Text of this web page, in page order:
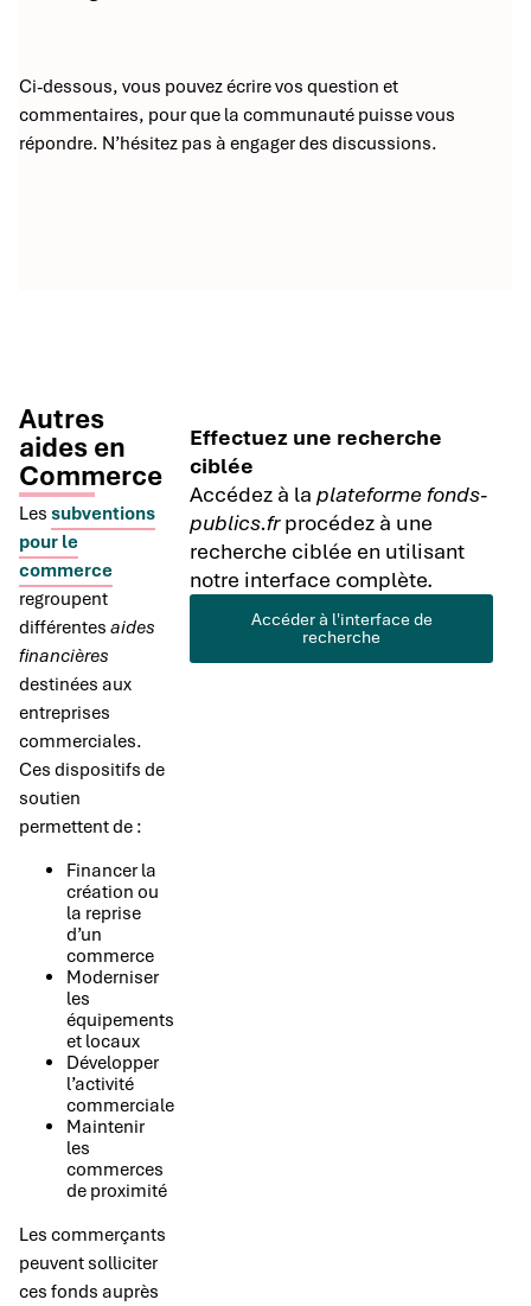
Ci-dessous, vous pouvez écrire vos question et
commentaires, pour que la communauté puisse vous
répondre. N’hésitez pas à engager des discussions.
Autres
aides en
Commerce
Les subventions
pour le
commerce
regroupent
différentes aides
financières
destinées aux
entreprises
commerciales.
Ces dispositifs de
soutien
permettent de :
Financer la
création ou
la reprise
d’un
commerce
Moderniser
les
équipements
et locaux
Développer
l’activité
commerciale
Maintenir
les
commerces
de proximité
Les commerçants
peuvent solliciter
ces fonds auprès
Effectuez une recherche
ciblée
Accédez à laplateforme fonds-
publics.frprocédez à une
recherche ciblée en utilisant
notre interface complète.
Accéder à l'interface de
recherche